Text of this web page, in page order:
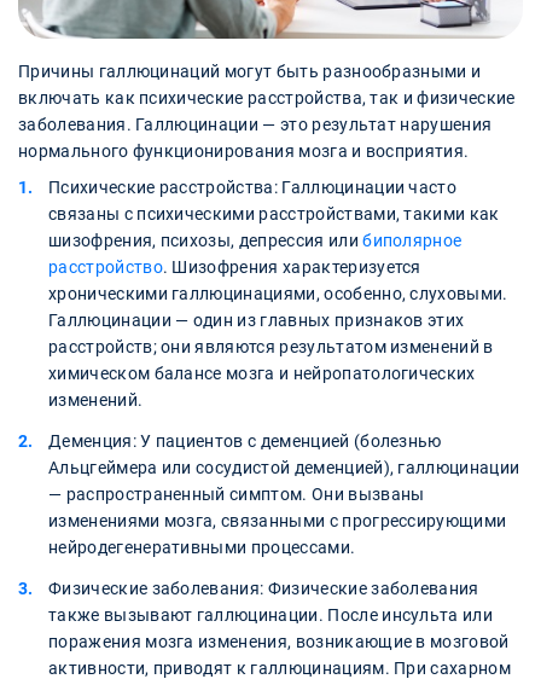
Причины галлюцинаций могут быть разнообразными и
включать как психические расстройства, так и физические
заболевания. Галлюцинации — это результат нарушения
нормального функционирования мозга и восприятия.
Психические расстройства: Галлюцинации часто
связаны с психическими расстройствами, такими как
шизофрения, психозы, депрессия илибиполярное
расстройство. Шизофрения характеризуется
хроническими галлюцинациями, особенно, слуховыми.
Галлюцинации — один из главных признаков этих
расстройств; они являются результатом изменений в
химическом балансе мозга и нейропатологических
изменений.
Деменция: У пациентов с деменцией (болезнью
Альцгеймера или сосудистой деменцией), галлюцинации
— распространенный симптом. Они вызваны
изменениями мозга, связанными с прогрессирующими
нейродегенеративными процессами.
Физические заболевания: Физические заболевания
также вызывают галлюцинации. После инсульта или
поражения мозга изменения, возникающие в мозговой
активности, приводят к галлюцинациям. При сахарном